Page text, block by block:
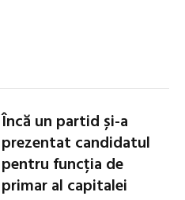
Încă un partid și-a
prezentat candidatul
pentru funcția de
primar al capitalei